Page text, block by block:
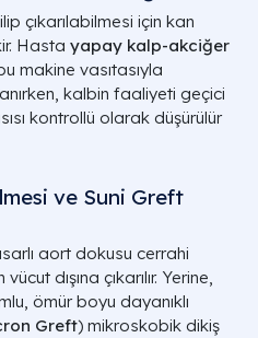
çıkarılabilmesi için kan
Hasta yapay kalp-akciğer
makine vasıtasıyla
kalbin faaliyeti geçici
kontrollü olarak düşürülür
ve Suni Greft
aort dokusu cerrahi
dışına çıkarılır. Yerine,
ömür boyu dayanıklı
Greft) mikroskobik dikiş